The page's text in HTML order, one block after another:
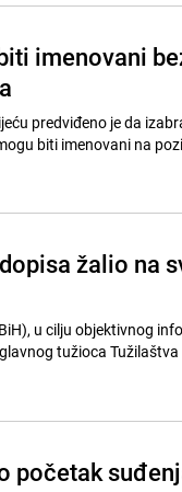
imenovani
predviđeno je da
biti imenovani na
žalio na
u cilju objektivnog
tužioca
početak